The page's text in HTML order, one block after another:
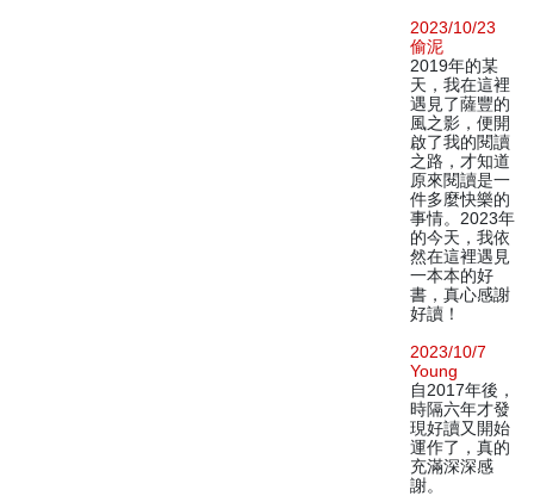
2023/10/23
偷泥
2019年的某
天，我在這裡
遇見了薩豐的
風之影，便開
啟了我的閱讀
之路，才知道
原來閱讀是一
件多麼快樂的
事情。2023年
的今天，我依
然在這裡遇見
一本本的好
書，真心感謝
好讀！
2023/10/7
Young
自2017年後，
時隔六年才發
現好讀又開始
運作了，真的
充滿深深感
謝。